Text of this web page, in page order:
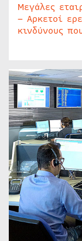
Μεγάλες
– Αρκετοί
κινδύνους